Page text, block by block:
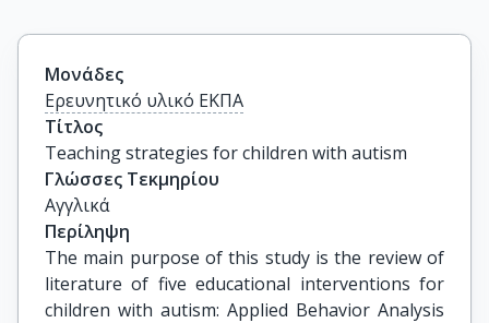
Μονάδες
Ερευνητικό υλικό ΕΚΠΑ
Τίτλος
Teaching strategies for children with autism
Γλώσσες Τεκμηρίου
Αγγλικά
Περίληψη
The main purpose of this study is the review of
literature of five educational interventions for
children with autism: Applied Behavior Analysis